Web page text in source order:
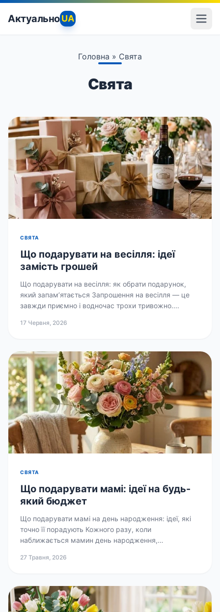
Актуально UA
Головна » Свята
Свята
СВЯТА
Що подарувати на весілля: ідеї
замість грошей
Що подарувати на весілля: як обрати подарунок,
який запам’ятається Запрошення на весілля — це
завжди приємно і водночас трохи тривожно....
17 Червня, 2026
СВЯТА
Що подарувати мамі: ідеї на будь-
який бюджет
Що подарувати мамі на день народження: ідеї, які
точно її порадують Кожного разу, коли
наближається мамин день народження,
27 Травня, 2026